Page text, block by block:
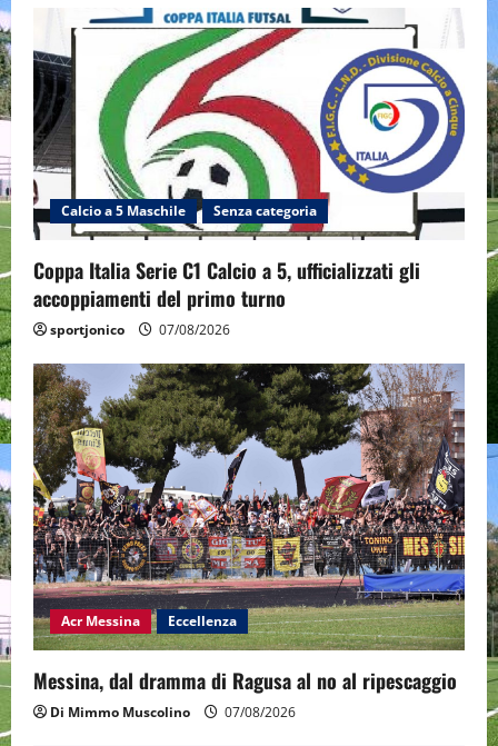
Calcio a 5 Maschile Senza categoria
Coppa Italia Serie C1 Calcio a 5, ufficializzati gli
accoppiamenti del primo turno
sportjonico 07/08/2026
Acr Messina Eccellenza
Messina, dal dramma di Ragusa al no al ripescaggio
Di Mimmo Muscolino 07/08/2026